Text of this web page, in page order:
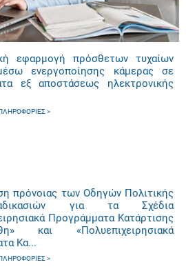
εφαρμογή πρόσθετων τυχαίων
ενεργοποίησης κάμερας σε
εξ αποστάσεως ηλεκτρονικής
πρόνοιας των Οδηγών Πολιτικής
για τα Σχέδια
Προγράμματα Κατάρτισης
και «Πολυεπιχειρησιακά
Κα...